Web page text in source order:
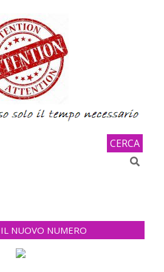
CERCA
Search
IL NUOVO NUMERO